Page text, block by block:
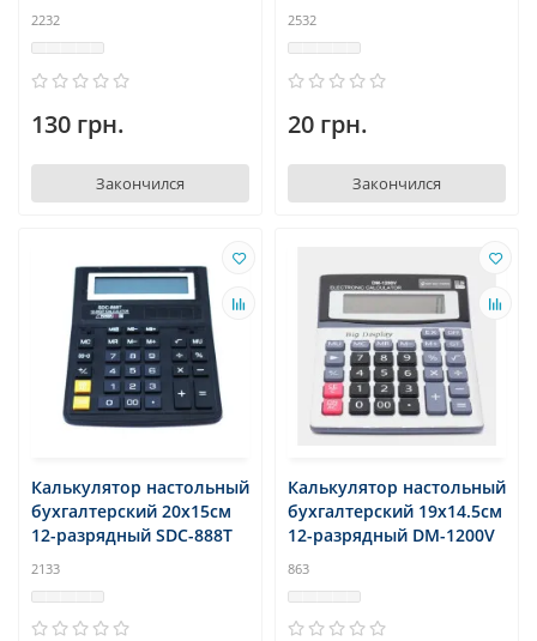
2232
130 грн.
Закончился
2532
20 грн.
Закончился
Калькулятор настольный
бухгалтерский 20х15см
12-разрядный SDC-888T
2133
Калькулятор настольный
бухгалтерский 19x14.5см
12-разрядный DM-1200V
863